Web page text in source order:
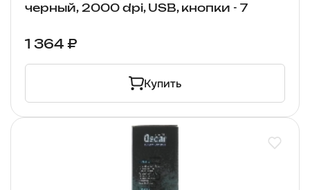
черный, 2000 dpi, USB, кнопки - 7
1 364 ₽
Купить